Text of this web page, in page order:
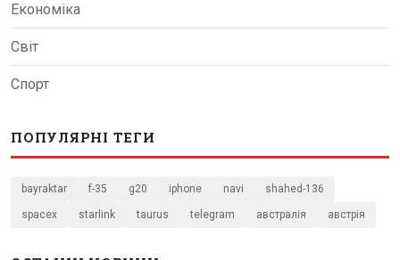
Економіка
Світ
Спорт
ПОПУЛЯРНІ ТЕГИ
bayraktar f-35 g20 iphone navi shahed-136
spacex starlink taurus telegram австралія австрія